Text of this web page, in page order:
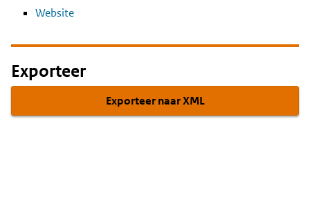
Website
Exporteer
Exporteer naar XML